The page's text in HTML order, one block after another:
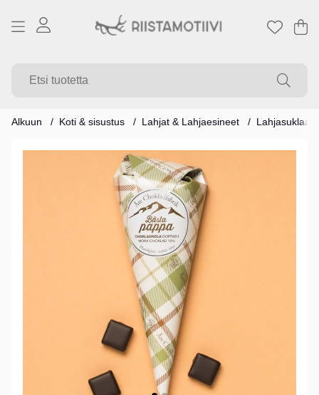
.
Alkuun Koti & sisustus Lahjat & Lahjaesineet Lahjasuklaa